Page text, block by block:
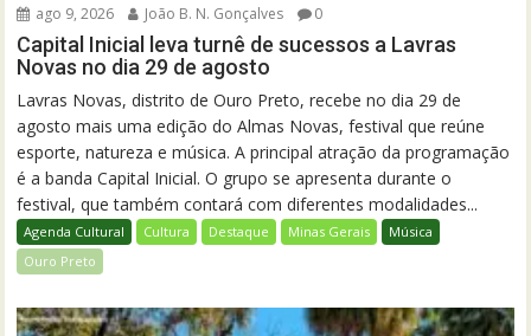
ago 9, 2026 João B. N. Gonçalves 0
Capital Inicial leva turnê de sucessos a Lavras
Novas no dia 29 de agosto
Lavras Novas, distrito de Ouro Preto, recebe no dia 29 de
agosto mais uma edição do Almas Novas, festival que reúne
esporte, natureza e música. A principal atração da programação
é a banda Capital Inicial. O grupo se apresenta durante o
festival, que também contará com diferentes modalidades...
Agenda Cultural Cultura Destaque Minas Gerais
Música
Ouro Preto